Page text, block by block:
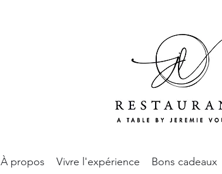
À propos Vivre l'expérience Bons cadeaux